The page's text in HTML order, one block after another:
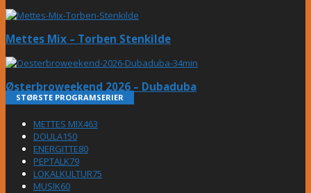
Mettes Mix – Torben Stenkilde
Østerbroweekend 2026 – Dubaduba
STØRSTE PROGRAMSERIER
METTES MIX463
DOULA150
ENERGITTE80
PEPTALK79
LOKALKULTUR75
MUSIK60